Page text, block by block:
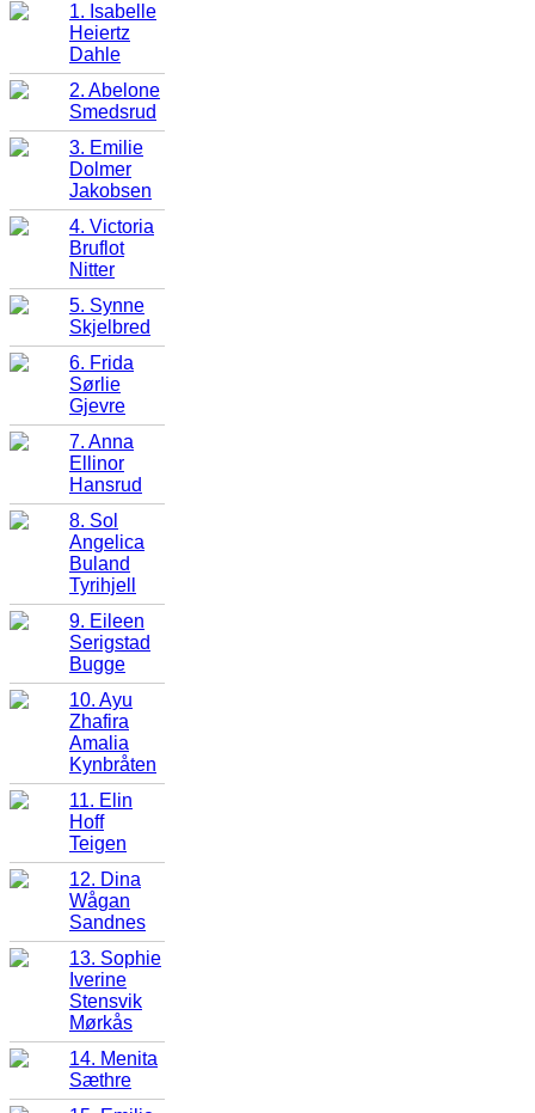
1. Isabelle
Heiertz
Dahle
2. Abelone
Smedsrud
3. Emilie
Dolmer
Jakobsen
4. Victoria
Bruflot
Nitter
5. Synne
Skjelbred
6. Frida
Sørlie
Gjevre
7. Anna
Ellinor
Hansrud
8. Sol
Angelica
Buland
Tyrihjell
9. Eileen
Serigstad
Bugge
10. Ayu
Zhafira
Amalia
Kynbråten
11. Elin
Hoff
Teigen
12. Dina
Wågan
Sandnes
13. Sophie
Iverine
Stensvik
Mørkås
14. Menita
Sæthre